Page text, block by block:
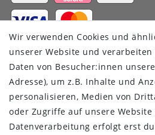
VERSANDDIENSTLEISTER
Wir verwenden Cookies und
unserer Website und verarbeiten
Daten von Besucher:innen
Adresse), um z.B. Inhalte und
personalisieren, Medien von
oder Zugriffe auf unsere
Datenverarbeitung erfolgt erst